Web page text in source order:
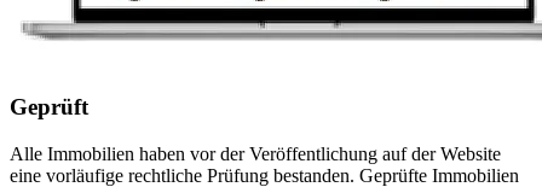
Geprüft
Alle Immobilien haben vor der Veröffentlichung auf der Website
eine vorläufige rechtliche Prüfung bestanden. Geprüfte Immobilien